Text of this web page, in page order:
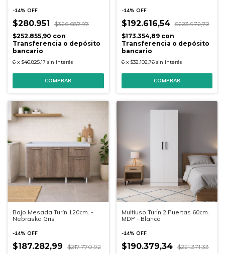
-14% OFF
$280.951
$326.687,97
$252.855,90 con
Transferencia o depósito
bancario
6 x $46.825,17 sin interés
COMPRAR
-14% OFF
$192.616,54 $223.972,72
$173.354,89 con
Transferencia o depósito
bancario
6 x $32.102,76 sin interés
COMPRAR
Bajo Mesada Turín 120cm. -
Nebraska Gris
-14% OFF
$187.282,99 $217.770,92
Multiuso TurÍn 2 Puertas 60cm.
MDP - Blanco
-14% OFF
$190.379,34 $221.371,33